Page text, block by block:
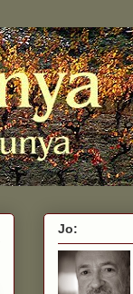
Jo: